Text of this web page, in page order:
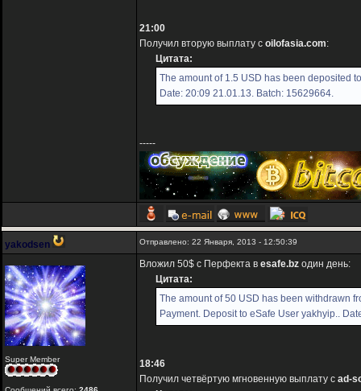
21:00
Получил вторую выплату с oilofasia.com:
Цитата:
The amount of 1.5 USD has been deposited
Date: 20:09 21.01.13. Batch: 15629664.
-----
yakodsen Отправлено: 22 Января, 2013 - 12:50:39
Super Member
Вложил 50$ с Перфекта в esafe.bz один день:
Цитата:
The amount of 50 USD has been withdrawn
Payment. Deposit to eSafe User yakhyip..
18:46
Получил четвёртую мгновенную выплату с ad-